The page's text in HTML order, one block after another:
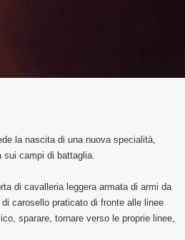
la nascita di una nuova specialità,
sui campi di battaglia.
di cavalleria leggera armata di armi da
carosello praticato di fronte alle linee
sparare, tornare verso le proprie linee,